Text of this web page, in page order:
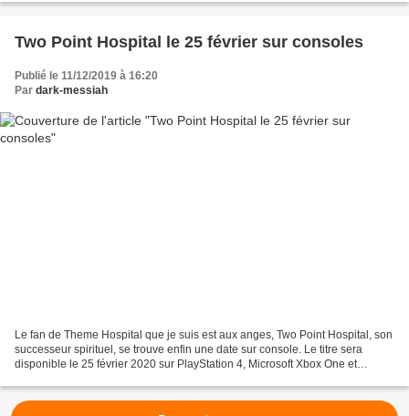
Two Point Hospital le 25 février sur consoles
Publié le 11/12/2019 à 16:20
Par dark-messiah
Le fan de Theme Hospital que je suis est aux anges, Two Point Hospital, son
successeur spirituel, se trouve enfin une date sur console. Le titre sera
disponible le 25 février 2020 sur PlayStation 4, Microsoft Xbox One et